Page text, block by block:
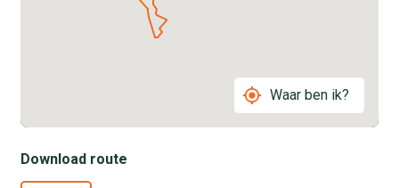
Waar ben ik?
Download route